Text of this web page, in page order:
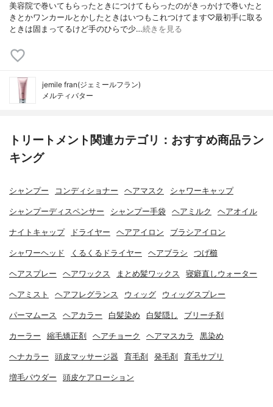
美容院で巻いてもらったときにつけてもらったのがきっかけで巻いたと
きとかワンカールとかしたときはいつもこれつけてます♡最初手に取る
ときは固まってるけど手のひらで少…続きを見る
jemile fran(ジェミールフラン)
メルティバター
トリートメント関連カテゴリ：おすすめ商品ラン
キング
シャンプー コンディショナー ヘアマスク シャワーキャップ
シャンプーディスペンサー シャンプー手袋 ヘアミルク ヘアオイル
ナイトキャップ ドライヤー ヘアアイロン ブラシアイロン
シャワーヘッド くるくるドライヤー ヘアブラシ つげ櫛
ヘアスプレー ヘアワックス まとめ髪ワックス 寝癖直しウォーター
ヘアミスト ヘアフレグランス ウィッグ ウィッグスプレー
パーマムース ヘアカラー 白髪染め 白髪隠し ブリーチ剤
カーラー 縮毛矯正剤 ヘアチョーク ヘアマスカラ 黒染め
ヘナカラー 頭皮マッサージ器 育毛剤 発毛剤 育毛サプリ
増毛パウダー 頭皮ケアローション